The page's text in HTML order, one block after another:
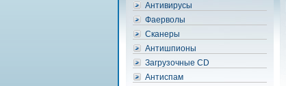
Антивирусы
Фаерволы
Сканеры
Антишпионы
Загрузочные CD
Антиспам